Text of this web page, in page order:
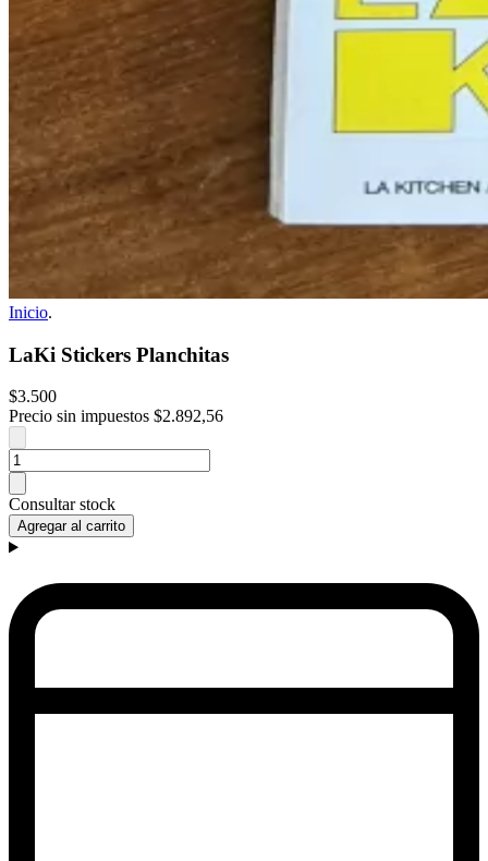
Inicio.
LaKi Stickers Planchitas
$3.500
Precio sin impuestos $2.892,56
Consultar stock
Agregar al carrito